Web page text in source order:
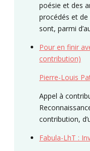
poésie et des
procédés et
sont, parmi
Pour en finir
contribution)
Pierre-Louis
Appel à
contribution,
Fabula-LhT :